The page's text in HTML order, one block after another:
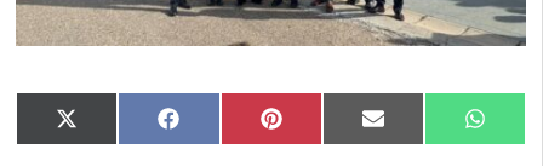
Compartir
en
X
(Twitter)
Compartir
en
Facebook Compartir
en
Pinterest Compartir
en
Email
en